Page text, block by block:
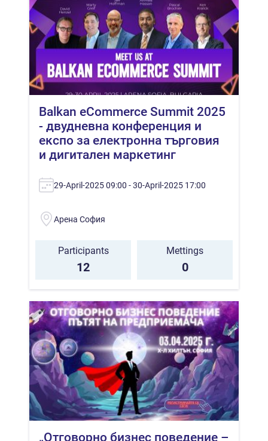
Balkan eCommerce Summit 2025
- двудневна конференция и
експо за електронна търговия
и дигитален маркетинг
29-April-2025 09:00 - 30-April-2025 17:00
Арена София
Participants
12
Mettings
0
„Отговорно бизнес поведение –